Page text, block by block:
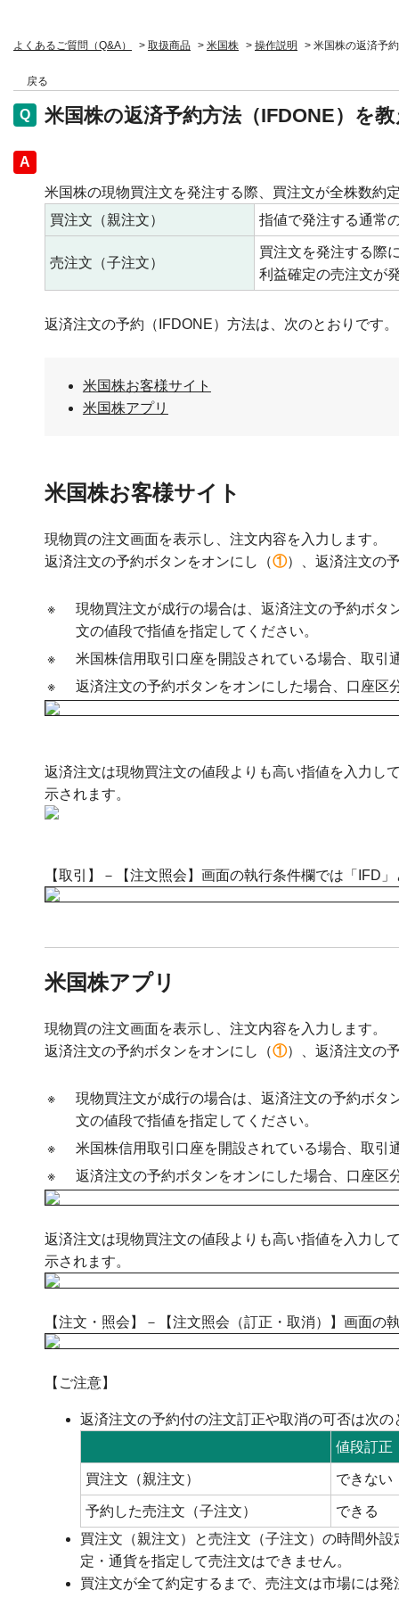
よくあるご質問（Q&A） > 取扱商品 > 米国株 > 操作説明 > 米国株の返済予
戻る
米国株の返済予約方法（IFDONE）を
回答
米国株の現物買注文を発注する際、買注文が全株数約
買注文（親注文）
指値で発注する通常
売注文（子注文）
買注文を発注する際
利益確定の売注文が
返済注文の予約（IFDONE）方法は、次のとおりです。
米国株お客様サイト
米国株アプリ
米国株お客様サイト
現物買の注文画面を表示し、注文内容を入力します。
返済注文の予約ボタンをオンにし（①）、返済注文の
※
現物買注文が成行の場合は、返済注文の予約ボ
文の値段で指値を指定してください。
※
米国株信用取引口座を開設されている場合、取
※
返済注文の予約ボタンをオンにした場合、口座区
返済注文は現物買注文の値段よりも高い指値を入力し
示されます。
【取引】－【注文照会】画面の執行条件欄では「IFD
米国株アプリ
現物買の注文画面を表示し、注文内容を入力します。
返済注文の予約ボタンをオンにし（①）、返済注文の
※
現物買注文が成行の場合は、返済注文の予約ボ
文の値段で指値を指定してください。
※
米国株信用取引口座を開設されている場合、取
※
返済注文の予約ボタンをオンにした場合、口座区
返済注文は現物買注文の値段よりも高い指値を入力し
示されます。
【注文・照会】－【注文照会（訂正・取消）】画面の
【ご注意】
返済注文の予約付の注文訂正や取消の可否は次の
値段訂正
買注文（親注文） できない
予約した売注文（子注文）
できる
買注文（親注文）と売注文（子注文）の時間外
定・通貨を指定して売注文はできません。
買注文が全て約定するまで、売注文は市場には発